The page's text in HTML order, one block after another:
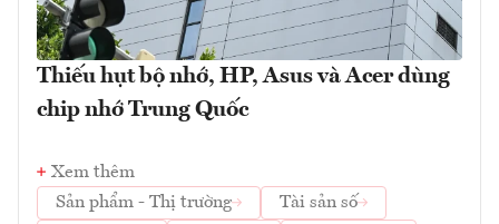
Thiếu hụt bộ nhớ, HP, Asus và Acer dùng
chip nhớ Trung Quốc
Xem thêm
Sản phẩm - Thị trường
Tài sản số